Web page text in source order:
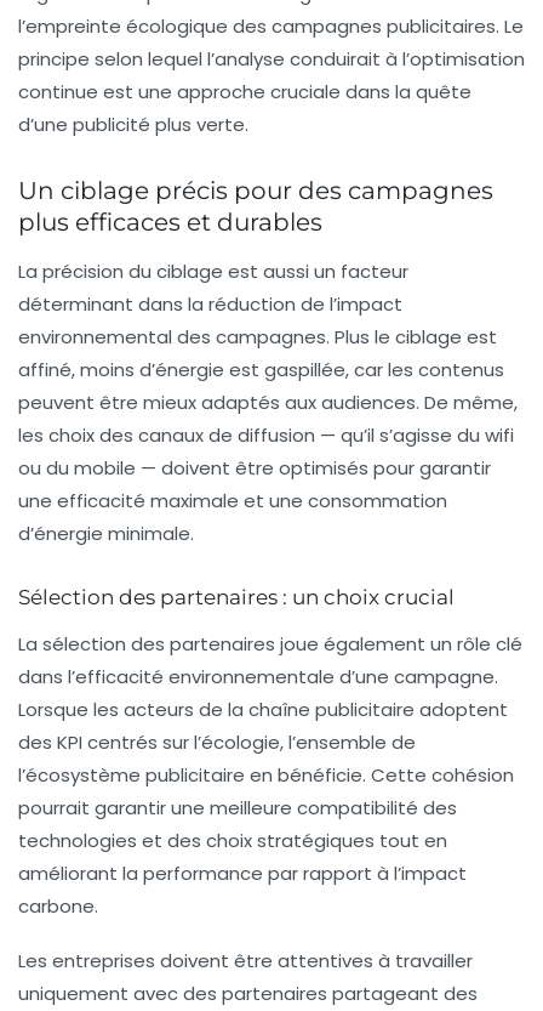
l’empreinte écologique des campagnes publicitaires. Le
principe selon lequel l’analyse conduirait à l’optimisation
continue est une approche cruciale dans la quête
d’une publicité plus verte.
Un ciblage précis pour des campagnes
plus efficaces et durables
La précision du ciblage est aussi un facteur
déterminant dans la réduction de l’impact
environnemental des campagnes. Plus le ciblage est
affiné, moins d’énergie est gaspillée, car les contenus
peuvent être mieux adaptés aux audiences. De même,
les choix des canaux de diffusion — qu’il s’agisse du wifi
ou du mobile — doivent être optimisés pour garantir
une efficacité maximale et une consommation
d’énergie minimale.
Sélection des partenaires : un choix crucial
La sélection des partenaires joue également un rôle clé
dans l’efficacité environnementale d’une campagne.
Lorsque les acteurs de la chaîne publicitaire adoptent
des KPI centrés sur l’écologie, l’ensemble de
l’écosystème publicitaire en bénéficie. Cette cohésion
pourrait garantir une meilleure compatibilité des
technologies et des choix stratégiques tout en
améliorant la performance par rapport à l’impact
carbone.
Les entreprises doivent être attentives à travailler
uniquement avec des partenaires partageant des